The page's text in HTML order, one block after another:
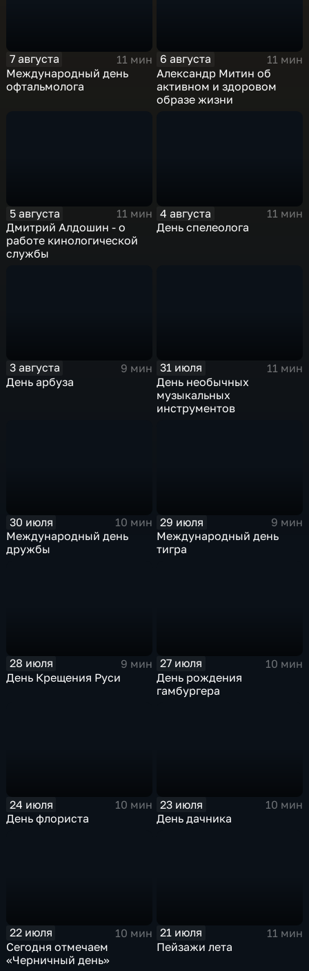
7 августа
11 мин
Международный день
офтальмолога
6 августа
11 мин
Александр Митин об
активном и здоровом
образе жизни
5 августа
11 мин
Дмитрий Алдошин - о
работе кинологической
службы
4 августа
11 мин
День спелеолога
3 августа
9 мин
День арбуза
31 июля
11 мин
День необычных
музыкальных
инструментов
30 июля
10 мин
Международный день
дружбы
29 июля
9 мин
Международный день
тигра
28 июля
9 мин
День Крещения Руси
27 июля
10 мин
День рождения
гамбургера
24 июля
10 мин
День флориста
23 июля
10 мин
День дачника
22 июля
10 мин
Сегодня отмечаем
«Черничный день»
21 июля
11 мин
Пейзажи лета